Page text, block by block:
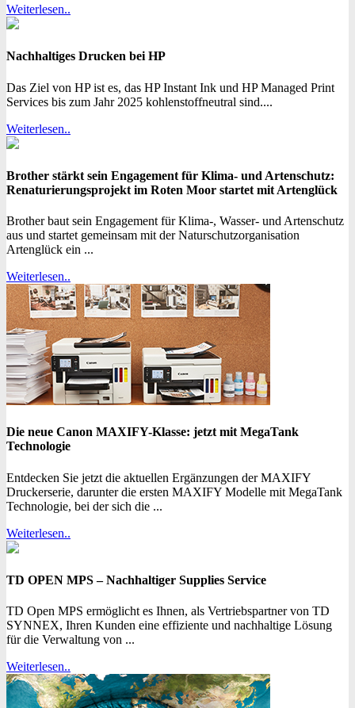
Weiterlesen..
Nachhaltiges Drucken bei HP
Das Ziel von HP ist es, das HP Instant Ink und HP Managed Print
Services bis zum Jahr 2025 kohlenstoffneutral sind....
Weiterlesen..
Brother stärkt sein Engagement für Klima- und Artenschutz:
Renaturierungsprojekt im Roten Moor startet mit Artenglück
Brother baut sein Engagement für Klima-, Wasser- und Artenschutz
aus und startet gemeinsam mit der Naturschutzorganisation
Artenglück ein ...
Weiterlesen..
Die neue Canon MAXIFY-Klasse: jetzt mit MegaTank
Technologie
Entdecken Sie jetzt die aktuellen Ergänzungen der MAXIFY
Druckerserie, darunter die ersten MAXIFY Modelle mit MegaTank
Technologie, bei der sich die ...
Weiterlesen..
TD OPEN MPS – Nachhaltiger Supplies Service
TD Open MPS ermöglicht es Ihnen, als Vertriebspartner von TD
SYNNEX, Ihren Kunden eine effiziente und nachhaltige Lösung
für die Verwaltung von ...
Weiterlesen..